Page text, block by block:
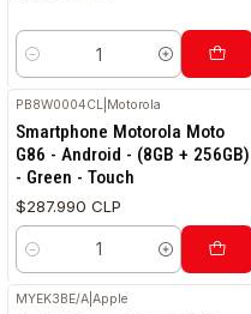
Cantidad
PB8W0004CL Motorola
Smartphone Motorola Moto
G86 - Android - (8GB + 256GB)
- Green - Touch
$287.990 CLP
Cantidad
MYEK3BE/A |Apple